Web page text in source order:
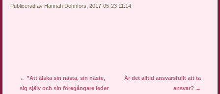
Publicerad av Hannah Dohnfors, 2017-05-23 11:14
Post navigation
← ”Att älska sin nästa, sin näste,
sig själv och sin föregångare leder
Är det alltid ansvarsfullt att ta
ansvar? →